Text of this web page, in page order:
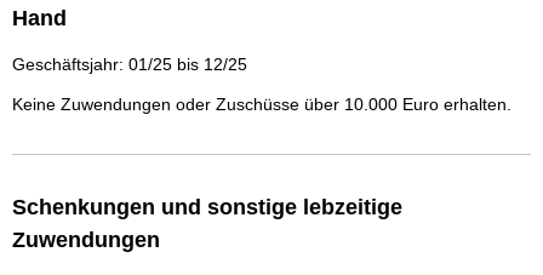
Hand
Geschäftsjahr: 01/25 bis 12/25
Keine Zuwendungen oder Zuschüsse über 10.000 Euro erhalten.
Schenkungen und sonstige lebzeitige
Zuwendungen